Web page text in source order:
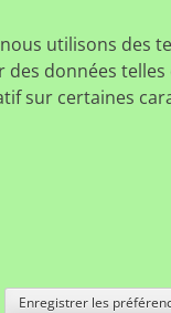
utilisons des
données
sur certaines
Enregistrer les